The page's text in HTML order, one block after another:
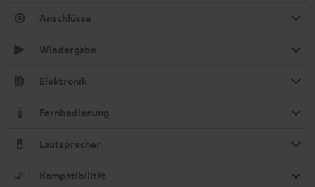
Anschlüsse
Wiedergabe
Elektronik
Fernbedienung
Lautsprecher
Kompatibilität